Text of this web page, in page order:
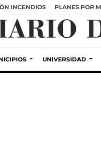
INCENDIOS PLANES POR
UNIVERSIDAD